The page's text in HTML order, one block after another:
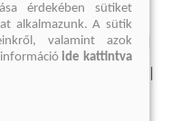
nyilatkozat
érdekében sütiket
alkalmazunk. A sütik
valamint azok
információide kattintva